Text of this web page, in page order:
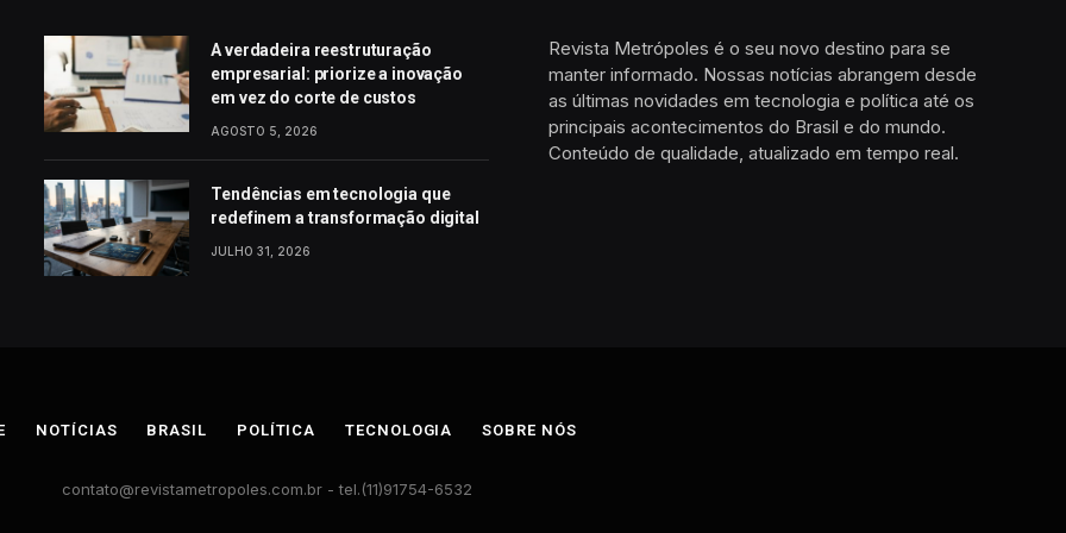
A verdadeira reestruturação
empresarial: priorize a inovação
em vez do corte de custos
AGOSTO 5, 2026
Tendências em tecnologia que
redefinem a transformação digital
JULHO 31, 2026
Revista Metrópoles é o seu novo destino para se
manter informado. Nossas notícias abrangem desde
as últimas novidades em tecnologia e política até os
principais acontecimentos do Brasil e do mundo.
Conteúdo de qualidade, atualizado em tempo real.
NOTÍCIAS BRASIL POLÍTICA TECNOLOGIA SOBRE NÓS
contato@revistametropoles.com.br- tel.(11)91754-6532